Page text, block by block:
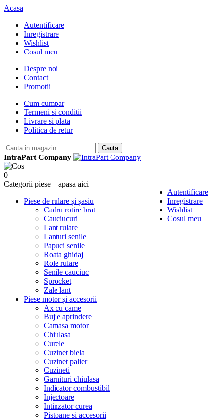
Acasa
Autentificare
Inregistrare
Wishlist
Cosul meu
Despre noi
Contact
Promotii
Cum cumpar
Termeni si conditii
Livrare si plata
Politica de retur
Cauta
IntraPart Company
0
Autentificare
Inregistrare
Wishlist
Cosul meu
Categorii piese – apasa aici
Piese de rulare și șasiu
Cadru rotire brat
Cauciucuri
Lant rulare
Lanturi senile
Papuci senile
Roata ghidaj
Role rulare
Senile cauciuc
Sprocket
Zale lant
Piese motor și accesorii
Ax cu came
Bujie aprindere
Camasa motor
Chiulasa
Curele
Cuzinet biela
Cuzinet palier
Cuzineti
Garnituri chiulasa
Indicator combustibil
Injectoare
Intinzator curea
Pistoane si accesorii